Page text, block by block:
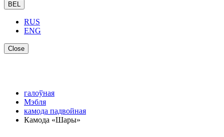
BEL
RUS
ENG
Close
галоўная
Мэбля
камода падвойная
Камода «Шары»